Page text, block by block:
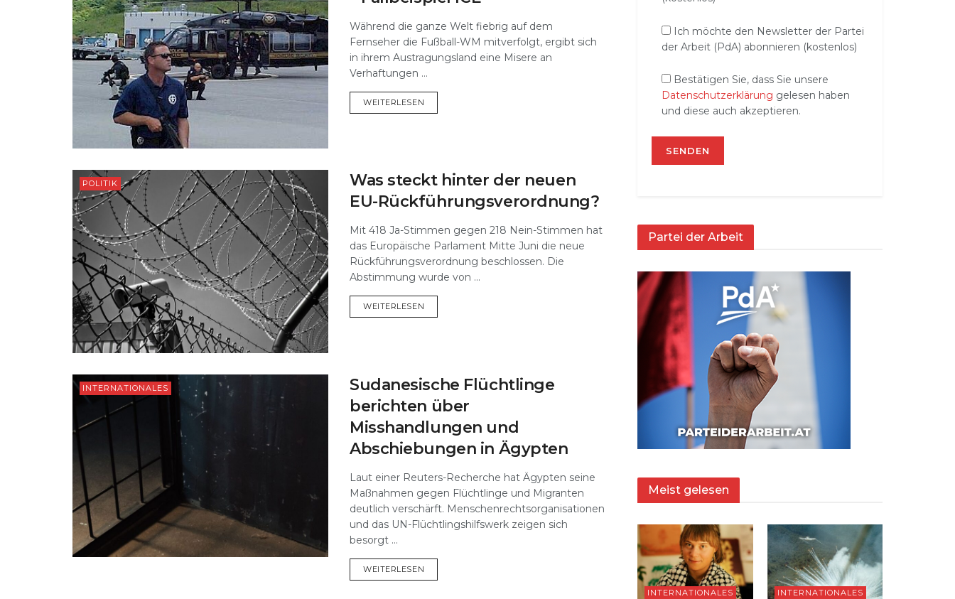
Während die ganze Welt fiebrig auf dem
Fernseher die Fußball-WM mitverfolgt, ergibt sich
in ihrem Austragungsland eine Misere an
Verhaftungen ...
WEITERLESEN
POLITIK
Was steckt hinter der neuen
EU-Rückführungsverordnung?
Mit 418 Ja-Stimmen gegen 218 Nein-Stimmen hat
das Europäische Parlament Mitte Juni die neue
Rückführungsverordnung beschlossen. Die
Abstimmung wurde von ...
WEITERLESEN
INTERNATIONALES
Sudanesische Flüchtlinge
berichten über
Misshandlungen und
Abschiebungen in Ägypten
Laut einer Reuters-Recherche hat Ägypten seine
Maßnahmen gegen Flüchtlinge und Migranten
deutlich verschärft. Menschenrechtsorganisationen
und das UN-Flüchtlingshilfswerk zeigen sich
besorgt ...
WEITERLESEN
Ich möchte den Newsletter der Partei
der Arbeit (PdA) abonnieren (kostenlos)
Bestätigen Sie, dass Sie unsere
Datenschutzerklärung gelesen haben
und diese auch akzeptieren.
Partei der Arbeit
Meist gelesen
INTERNATIONALES INTERNATIONALES